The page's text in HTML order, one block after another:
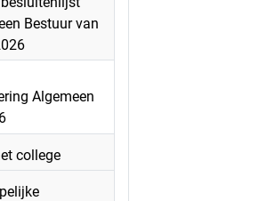
Bestuur van
Algemeen
college